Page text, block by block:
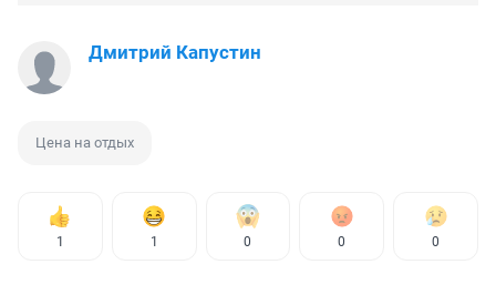
Дмитрий Капустин
Цена на отдых
1 1 0 0 0